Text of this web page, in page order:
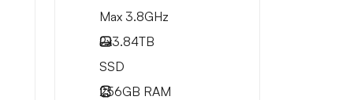
Max 3.8GHz
2x3.84TB
SSD
256GB RAM